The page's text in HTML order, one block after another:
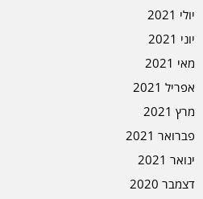
יולי 2021
יוני 2021
מאי 2021
אפריל 2021
מרץ 2021
פברואר 2021
ינואר 2021
דצמבר 2020